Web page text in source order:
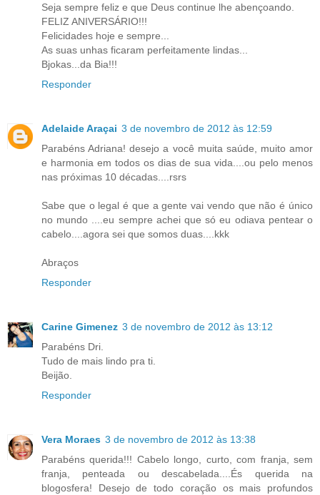
Seja sempre feliz e que Deus continue lhe abençoando.
FELIZ ANIVERSÁRIO!!!
Felicidades hoje e sempre...
As suas unhas ficaram perfeitamente lindas...
Bjokas...da Bia!!!
Responder
Adelaide Araçai 3 de novembro de 2012 às 12:59
Parabéns Adriana! desejo a você muita saúde, muito amor
e harmonia em todos os dias de sua vida....ou pelo menos
nas próximas 10 décadas....rsrs
Sabe que o legal é que a gente vai vendo que não é único
no mundo ....eu sempre achei que só eu odiava pentear o
cabelo....agora sei que somos duas....kkk
Abraços
Responder
Carine Gimenez 3 de novembro de 2012 às 13:12
Parabéns Dri.
Tudo de mais lindo pra ti.
Beijão.
Responder
Vera Moraes 3 de novembro de 2012 às 13:38
Parabéns querida!!! Cabelo longo, curto, com franja, sem
franja, penteada ou descabelada....És querida na
blogosfera! Desejo de todo coração os mais profundos